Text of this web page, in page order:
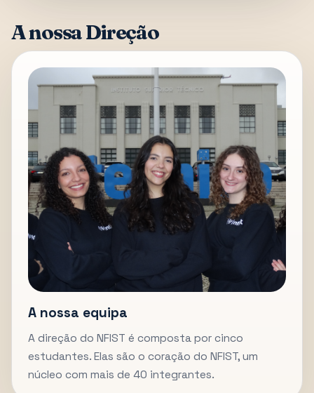
A nossa Direção
A nossa equipa
A direção do NFIST é composta por cinco
estudantes. Elas são o coração do NFIST, um
núcleo com mais de 40 integrantes.